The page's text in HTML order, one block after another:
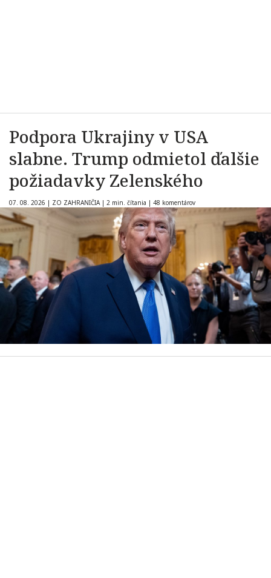
Podpora Ukrajiny v USA
slabne. Trump odmietol ďalšie
požiadavky Zelenského
07. 08. 2026 | ZO ZAHRANIČIA | 2 min. čítania | 48 komentárov